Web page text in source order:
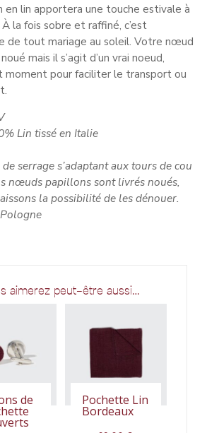
en lin apportera une touche estivale à
la fois sobre et raffiné, c’est
de tout mariage au soleil. Votre nœud
mais il s’agit d’un vrai noeud,
moment pour faciliter le transport ou
5V
Lin tissé en Italie
: 5x11cm
serrage s’adaptant aux tours de cou
nœuds papillons sont livrés noués,
la possibilité de les dénouer.
aimerez peut-être aussi…
de Pochette Lin
Bordeaux